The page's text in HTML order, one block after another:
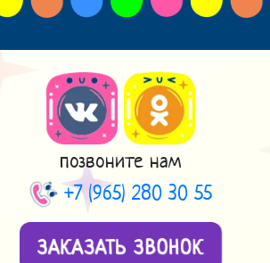
позвоните нам
+7 (965) 280 30 55
ЗАКАЗАТЬ ЗВОНОК